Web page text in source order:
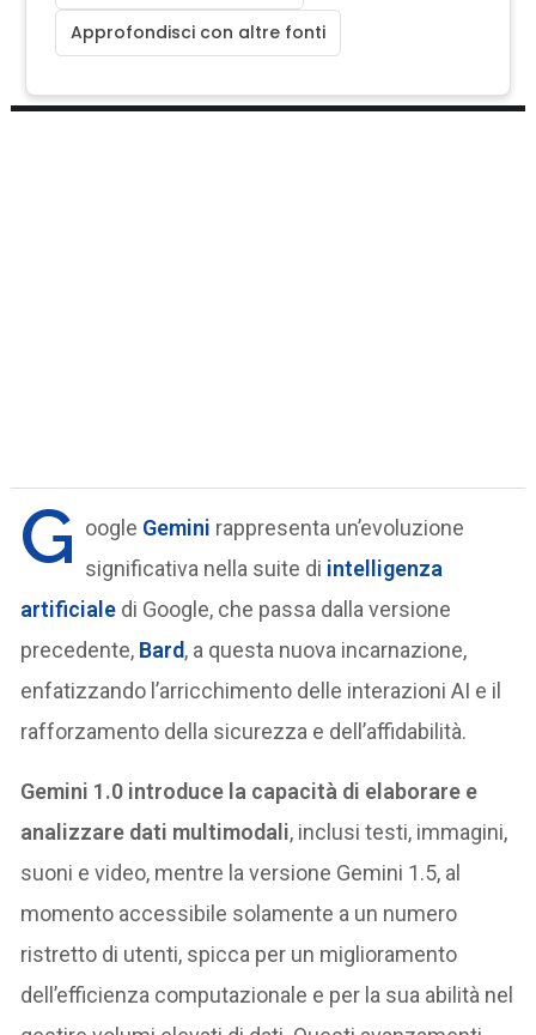
Approfondisci con altre fonti
G oogle Gemini rappresenta un’evoluzione
significativa nella suite di intelligenza
artificiale di Google, che passa dalla versione
precedente, Bard, a questa nuova incarnazione,
enfatizzando l’arricchimento delle interazioni AI e il
rafforzamento della sicurezza e dell’affidabilità.
Gemini 1.0 introduce la capacità di elaborare e
analizzare dati multimodali, inclusi testi, immagini,
suoni e video, mentre la versione Gemini 1.5, al
momento accessibile solamente a un numero
ristretto di utenti, spicca per un miglioramento
dell’efficienza computazionale e per la sua abilità nel